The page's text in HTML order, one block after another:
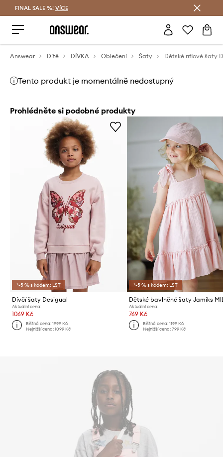
FINAL SALE %! VÍCE
Answear Dítě DÍVKA Oblečení Šaty Dětské riflové šaty
Tento produkt je momentálně nedostupný
Prohlédněte si podobné produkty
*-5 % s kódem: LST
Dívčí šaty Desigual
Aktuální cena:
1069 Kč
Běžná cena:1999 Kč
Nejnižší cena:1099 Kč
*-5 % s kódem: LST
Dětské bavlněné šaty Jamiks
Aktuální cena:
769 Kč
Běžná cena: 1199 Kč
Nejnižší cena: 799 Kč